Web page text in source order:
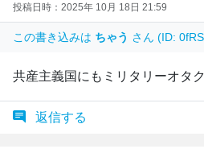
投稿日時：2025年 10月 18日 21:59
この書き込みは ちゃう さん (ID:
共産主義国にもミリタリーオタク
返信する